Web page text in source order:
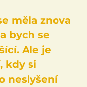
měla znova
bych se
Ale je
kdy si
neslyšení